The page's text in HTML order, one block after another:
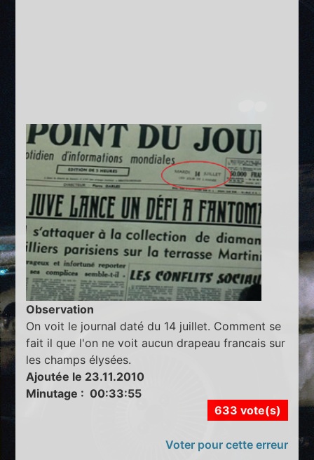
Observation
On voit le journal daté du 14 juillet. Comment se
fait il que l'on ne voit aucun drapeau francais sur
les champs élysées.
Ajoutée le 23.11.2010
Minutage : 00:33:55
633 vote(s)
Voter pour cette erreur